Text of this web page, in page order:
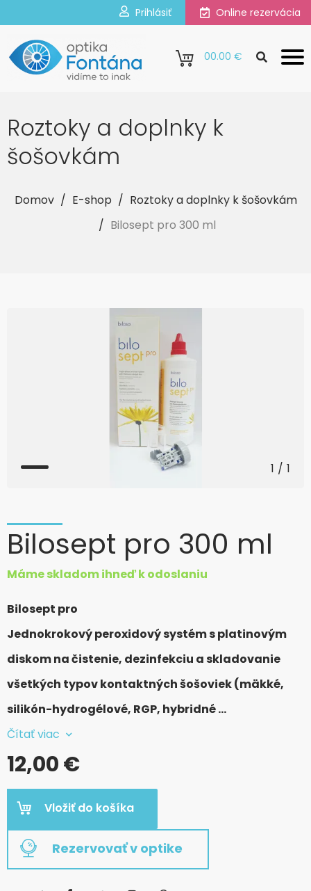
Prihlásiť Online rezervácia
00.00 €
Roztoky a doplnky k
šošovkám
Domov / E-shop / Roztoky a doplnky k šošovkám
/ Bilosept pro 300 ml
1 / 1
Bilosept pro 300 ml
Máme skladom ihneď k odoslaniu
Bilosept pro
Jednokrokový peroxidový systém s platinovým
diskom na čistenie, dezinfekciu a skladovanie
všetkých typov kontaktných šošoviek (mäkké,
silikón-hydrogélové, RGP, hybridné …
Čítať viac
12,00 €
Vložiť do košíka
Rezervovať v optike